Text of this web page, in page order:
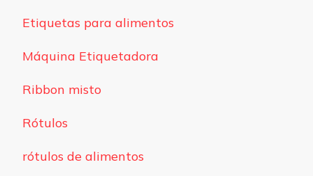
Etiquetas para alimentos
Máquina Etiquetadora
Ribbon misto
Rótulos
rótulos de alimentos